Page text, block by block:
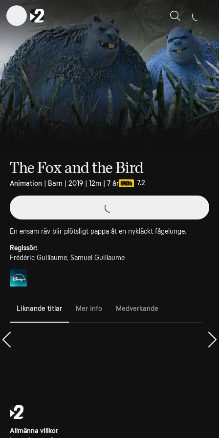
Sök
The Fox and the Bird
Animation | Barn | 2019 | 12m | 7 år 7.2
En ensam räv blir plötsligt pappa åt en nykläckt fågelunge.
Regissör:
Frédéric Guillaume, Samuel Guillaume
Liknande titlar Mer info Medverkande
Allmänna villkor